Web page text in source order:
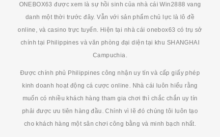
ONEBOX63 được xem là sự hồi sinh của nhà cái Win2888 vang
danh một thời trước đây. Vẫn với sản phẩm chủ lực là lô đề
online, và casino trực tuyến. Hiện tại nhà cái onebox63 có trụ sở
chính tại Philippines và văn phòng đại diện tại khu SHANGHAI
Campuchia.
Được chính phủ Philippines công nhận uy tín và cấp giấy phép
kinh doanh hoạt động cá cược online. Nhà cái luôn hiểu rằng
muốn có nhiều khách hàng tham gia chơi thì chắc chắn uy tín
phải được ưu tiên hàng đầu. Chính vì lẽ đó chúng tôi luôn tạo
cho khách hàng một sân chơi công bằng và minh bạch nhất.